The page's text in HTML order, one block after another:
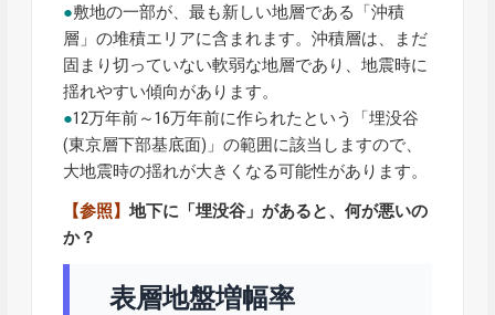
●敷地の一部が、最も新しい地層である「沖積
層」の堆積エリアに含まれます。沖積層は、まだ
固まり切っていない軟弱な地層であり、地震時に
揺れやすい傾向があります。
●12万年前～16万年前に作られたという「埋没谷
(東京層下部基底面)」の範囲に該当しますので、
大地震時の揺れが大きくなる可能性があります。
【参照】地下に「埋没谷」があると、何が悪いの
か？
表層地盤増幅率